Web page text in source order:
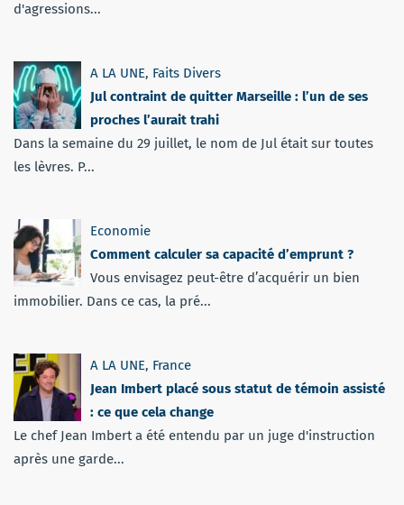
d'agressions...
A LA UNE, Faits Divers
Jul contraint de quitter Marseille : l’un de ses
proches l’aurait trahi
Dans la semaine du 29 juillet, le nom de Jul était sur toutes
les lèvres. P...
Economie
Comment calculer sa capacité d’emprunt ?
Vous envisagez peut-être d’acquérir un bien
immobilier. Dans ce cas, la pré...
A LA UNE, France
Jean Imbert placé sous statut de témoin assisté
: ce que cela change
Le chef Jean Imbert a été entendu par un juge d'instruction
après une garde...